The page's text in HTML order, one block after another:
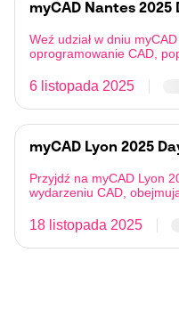
myCAD Nantes 2025
Weź udział w dniu
oprogramowanie CAD,
6 listopada 2025
myCAD Lyon 2025
Przyjdź na myCAD Lyon
wydarzeniu CAD,
produktów.
18 listopada 2025